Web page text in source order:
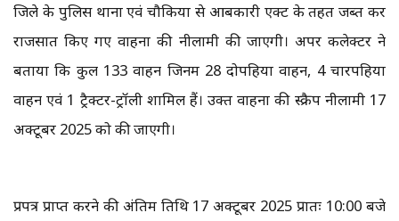
जिले के पुलिस थाना एवं चौकियों से आबकारी एक्ट के तहत जब्त कर
राजसात किए गए वाहनों की नीलामी की जाएगी। अपर कलेक्टर ने
बताया कि कुल 133 वाहन जिनमें 28 दोपहिया वाहन, 4 चारपहिया
वाहन एवं 1 ट्रैक्टर-ट्रॉली शामिल हैं। उक्त वाहनों की स्क्रैप नीलामी 17
अक्टूबर 2025 को की जाएगी।
प्रपत्र प्राप्त करने की अंतिम तिथि 17 अक्टूबर 2025 प्रातः 10:00 बजे